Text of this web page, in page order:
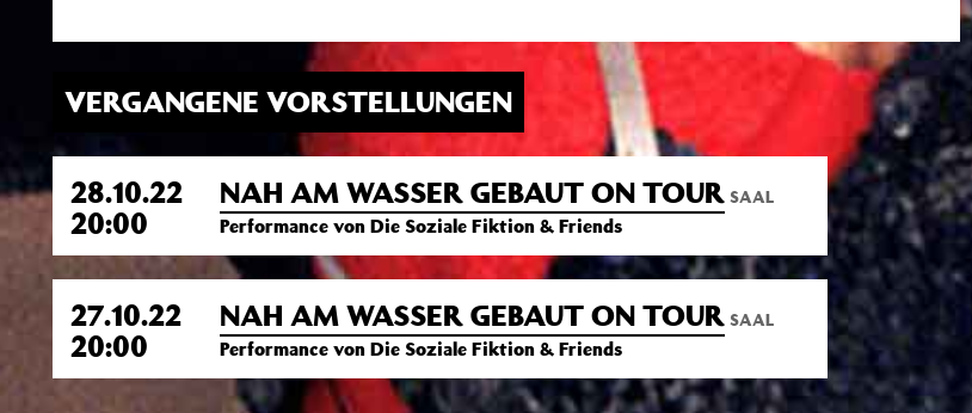
VERGANGENE VORSTELLUNGEN
28.10.22
20:00
NAH AM WASSER GEBAUT ON TOUR SAAL
Performance von Die Soziale Fiktion & Friends
27.10.22
20:00
NAH AM WASSER GEBAUT ON TOUR SAAL
Performance von Die Soziale Fiktion & Friends